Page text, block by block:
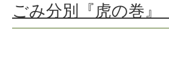
ごみ分別『虎の巻』